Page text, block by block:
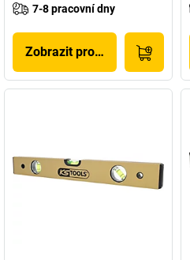
7-8 pracovní dny
Zobrazit produkt